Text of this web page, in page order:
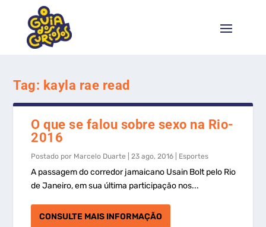
Tag: kayla rae read
O que se falou sobre sexo na Rio-
2016
Postado por Marcelo Duarte |23 ago, 2016 Esportes
A passagem do corredor jamaicano Usain Bolt pelo Rio
de Janeiro, em sua última participação nos...
CONSULTE MAIS INFORMAÇÃO